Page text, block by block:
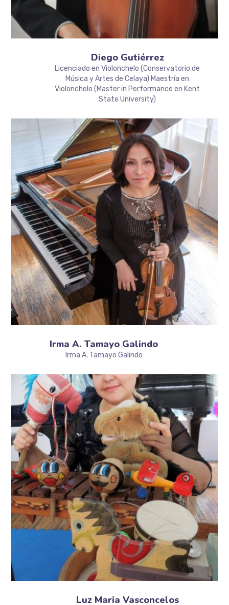
Diego Gutiérrez
Licenciado en Violonchelo (Conservatorio de
Música y Artes de Celaya) Maestría en
Violonchelo (Master in Performance en Kent
State University)
Irma A. Tamayo Galindo
Irma A. Tamayo Galindo
Luz Maria Vasconcelos